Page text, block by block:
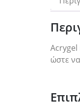
Acrygel
ώστε